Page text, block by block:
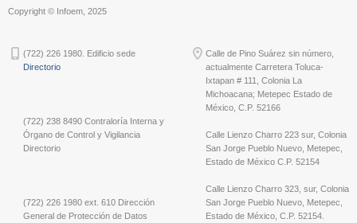
Copyright © Infoem, 2025
(722) 226 1980. Edificio sede
Directorio
(722) 238 8490 Contraloría Interna y
Órgano de Control y Vigilancia
Directorio
(722) 226 1980 ext. 610 Dirección
General de Protección de Datos
Calle de Pino Suárez sin número,
actualmente Carretera Toluca-
Ixtapan # 111, Colonia La
Michoacana; Metepec Estado de
México, C.P. 52166
Calle Lienzo Charro 223 sur, Colonia
San Jorge Pueblo Nuevo, Metepec,
Estado de México C.P. 52154
Calle Lienzo Charro 323, sur, Colonia
San Jorge Pueblo Nuevo, Metepec,
Estado de México, C.P. 52154.